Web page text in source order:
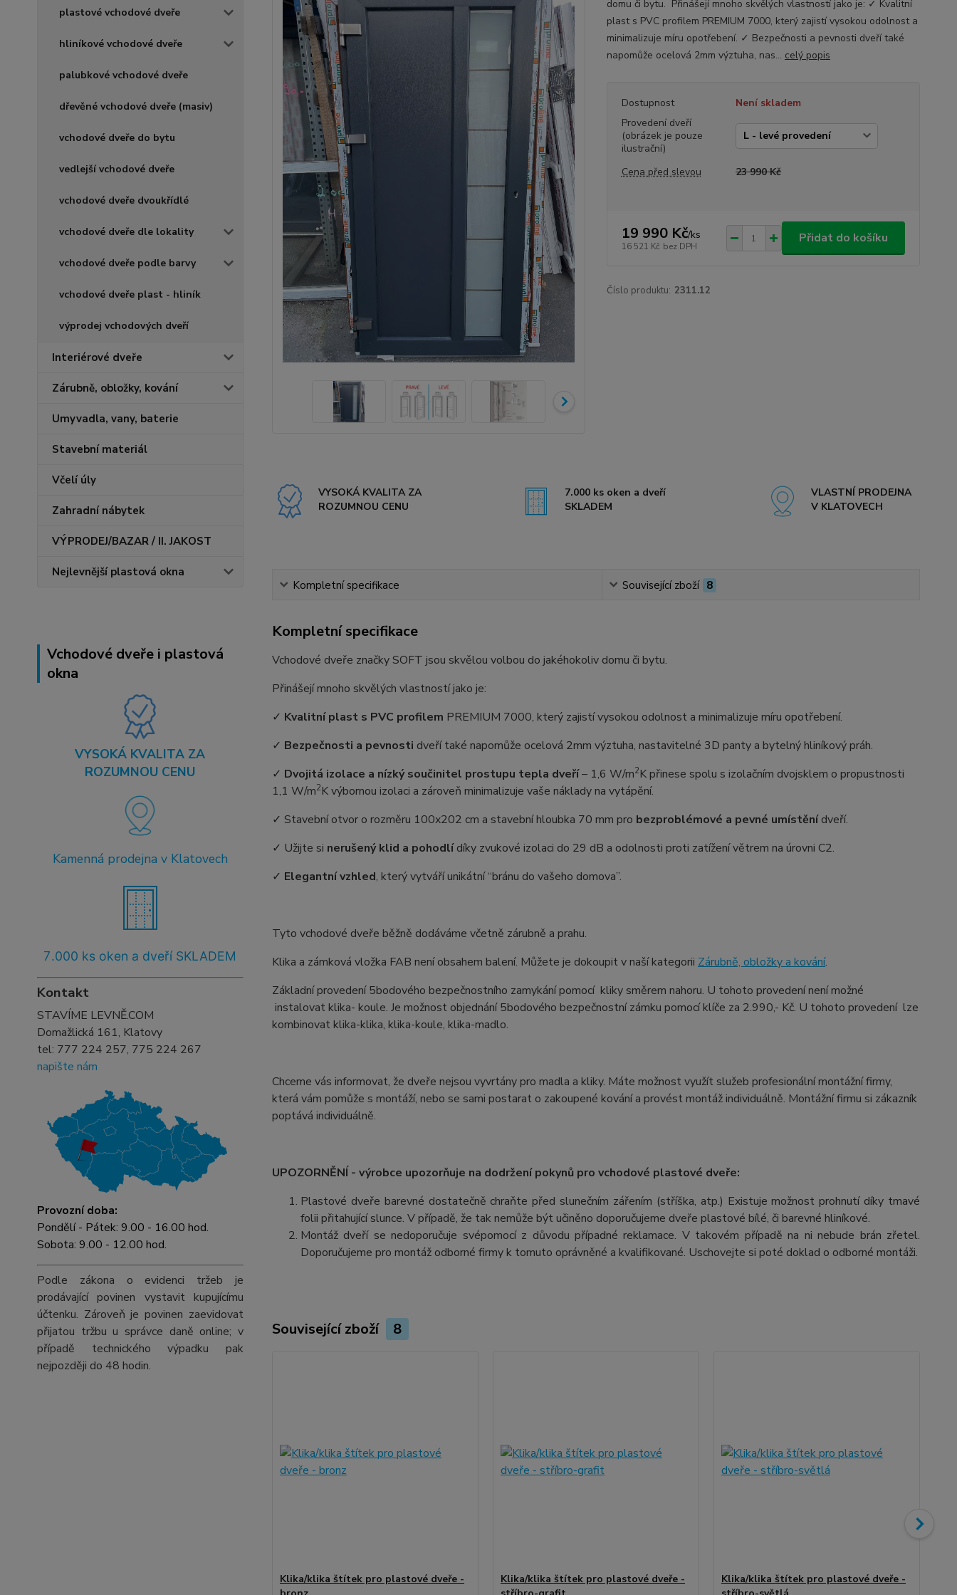
plastové vchodové dveře
hliníkové vchodové dveře
palubkové vchodové dveře
dřevěné vchodové dveře (masiv)
vchodové dveře do bytu
vedlejší vchodové dveře
vchodové dveře dvoukřídlé
vchodové dveře dle lokality
vchodové dveře podle barvy
vchodové dveře plast - hliník
výprodej vchodových dveří
Interiérové dveře
Zárubně, obložky, kování
Umyvadla, vany, baterie
Stavební materiál
Včelí úly
Zahradní nábytek
VÝPRODEJ/BAZAR / II. JAKOST
Nejlevnější plastová okna
Vchodové dveře i plastová
okna
VYSOKÁ KVALITA ZA
ROZUMNOU CENU
Kamenná prodejna v Klatovech
7.000 ks oken a dveří SKLADEM
Kontakt
STAVÍME LEVNĚ.COM
Domažlická 161, Klatovy
tel: 777 224 257, 775 224 267
napište nám
Provozní doba:
Pondělí - Pátek: 9.00 - 16.00 hod.
Sobota: 9.00 - 12.00 hod.
Podle zákona o evidenci tržeb je
prodávající povinen vystavit kupujícímu
účtenku. Zároveň je povinen zaevidovat
přijatou tržbu u správce daně online; v
případě technického výpadku pak
nejpozději do 48 hodin.
domu či bytu. Přinášejí mnoho skvělých vlastností jako je: ✓ Kvalitní
plast s PVC profilem PREMIUM 7000, který zajistí vysokou odolnost a
minimalizuje míru opotřebení. ✓ Bezpečnosti a pevnosti dveří také
napomůže ocelová 2mm výztuha, nas... celý popis
Dostupnost
Není skladem
Provedení dveří
(obrázek je pouze
ilustrační)
Cena před slevou
23 990 Kč
19 990 Kč/ks
16 521 Kč bez DPH
Přidat do košíku
Číslo produktu: 2311.12
VYSOKÁ KVALITA ZA
ROZUMNOU CENU
7.000 ks oken a dveří
SKLADEM
VLASTNÍ PRODEJNA
V KLATOVECH
Kompletní specifikace Související zboží 8
Kompletní specifikace
Vchodové dveře značky SOFT jsou skvělou volbou do jakéhokoliv domu či bytu.
Přinášejí mnoho skvělých vlastností jako je:
✓ Kvalitní plast s PVC profilem PREMIUM 7000, který zajistí vysokou odolnost a minimalizuje míru opotřebení.
✓ Bezpečnosti a pevnosti dveří také napomůže ocelová 2mm výztuha, nastavitelné 3D panty a bytelný hliníkový práh.
✓ Dvojitá izolace a nízký součinitel prostupu tepla dveří–⁠ 1,6 W/m2K přinese spolu s izolačním dvojsklem o propustnosti
1,1 W/m2K výbornou izolaci a zároveň minimalizuje vaše náklady na vytápění.
✓ Stavební otvor o rozměru 100x202 cm a stavební hloubka 70 mm pro bezproblémové a pevné umístěnídveří.
✓ Užijte si nerušený klid a pohodlídíky zvukové izolaci do 29 dB a odolnosti proti zatížení větrem na úrovni C2.
✓ Elegantní vzhled, který vytváří unikátní “bránu do vašeho domova”.
Tyto vchodové dveře běžně dodáváme včetně zárubně a prahu.
Klika a zámková vložka FAB není obsahem balení. Můžete je dokoupit v naší kategorii Zárubně, obložky a kování.
Základní provedení 5bodového bezpečnostního zamykání pomocí kliky směrem nahoru. U tohoto provedení není možné
instalovat klika- koule. Je možnost objednání 5bodového bezpečnostní zámku pomocí klíče za 2.990,- Kč. U tohoto provedení lze
kombinovat klika-klika, klika-koule, klika-madlo.
Chceme vás informovat, že dveře nejsou vyvrtány pro madla a kliky. Máte možnost využít služeb profesionální montážní firmy,
která vám pomůže s montáží, nebo se sami postarat o zakoupené kování a provést montáž individuálně. Montážní firmu si zákazník
poptává individuálně.
UPOZORNĚNÍ - výrobce upozorňuje na dodržení pokynů pro vchodové plastové dveře:
Plastové dveře barevné dostatečně chraňte před slunečním zářením (stříška, atp.) Existuje možnost prohnutí díky tmavé
folii přitahující slunce. V případě, že tak nemůže být učiněno doporučujeme dveře plastové bílé, či barevné hliníkové.
Montáž dveří se nedoporučuje svépomocí z důvodu případné reklamace. V takovém případě na ni nebude brán zřetel.
Doporučujeme pro montáž odborné firmy k tomuto oprávněné a kvalifikované. Uschovejte si poté doklad o odborné montáži.
Související zboží 8
Klika/klika štítek pro plastové dveře -
Klika/klika štítek pro plastové dveře -
Klika/klika štítek pro plastové dveře -